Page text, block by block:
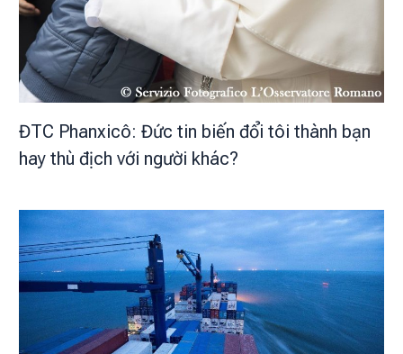
ĐTC Phanxicô: Đức tin biến đổi tôi thành bạn
hay thù địch với người khác?